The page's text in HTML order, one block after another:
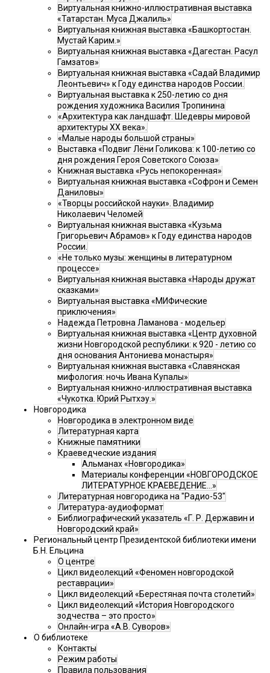
Виртуальная книжно-иллюстративная выставка
«Татарстан. Муса Джалиль»
Виртуальная книжная выставка «Башкортостан.
Мустай Карим.»
Виртуальная книжная выставка «Дагестан. Расул
Гамзатов»
Виртуальная книжная выставка «Садай Владимир
Леонтьевич» к Году единства народов России.
Виртуальная выставка к 250-летию со дня
рождения художника Василия Тропинина
«Архитектура как ландшафт. Шедевры мировой
архитектуры XX века».
«Малые народы большой страны»
Выставка «Подвиг Лёни Голикова: к 100-летию со
дня рождения Героя Советского Союза»
Книжная выставка «Русь непокоренная»
Виртуальная книжная выставка «Софрон и Семен
Даниловы»
«Творцы российской науки». Владимир
Николаевич Челомей
Виртуальная книжная выставка «Кузьма
Григорьевич Абрамов» к Году единства народов
России.
«Не только музы: женщины в литературном
процессе»
Виртуальная книжная выставка «Народы дружат
сказками»
Виртуальная выставка «МИФические
приключения»
Надежда Петровна Ламанова - модельер
Виртуальная книжная выставка «Центр духовной
жизни Новгородской республики: к 920 - летию со
дня основания Антониева монастыря»
Виртуальная книжная выставка «Славянская
мифология: ночь Ивана Купалы»
Виртуальная книжно-иллюстративная выставка
«Чукотка. Юрий Рытхэу.»
Новгородика
Новгородика в электронном виде
Литературная карта
Книжные памятники
Краеведческие издания
Альманах «Новгородика»
Материалы конференции «НОВГОРОДСКОЕ
ЛИТЕРАТУРНОЕ КРАЕВЕДЕНИЕ...»
Литературная новгородика на "Радио-53"
Литература-аудиоформат
Библиографический указатель «Г. Р. Державин и
Новгородский край»
Региональный центр Президентской библиотеки имени
Б.Н. Ельцина
О центре
Цикл видеолекций «Феномен новгородской
реставрации»
Цикл видеолекций «Берестяная почта столетий»
Цикл видеолекций «История Новгородского
зодчества – это просто»
Онлайн-игра «А.В. Суворов»
О библиотеке
Контакты
Режим работы
Правила пользования